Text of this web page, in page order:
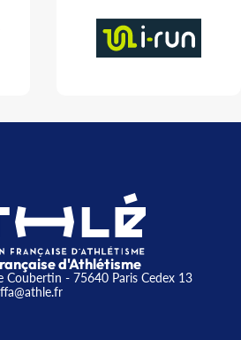
d'Athlétisme
Coubertin - 75640 Paris Cedex 13